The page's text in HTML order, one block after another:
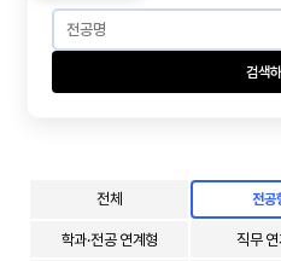
검색
전체 전공
학과·전공 연계형 직무 연